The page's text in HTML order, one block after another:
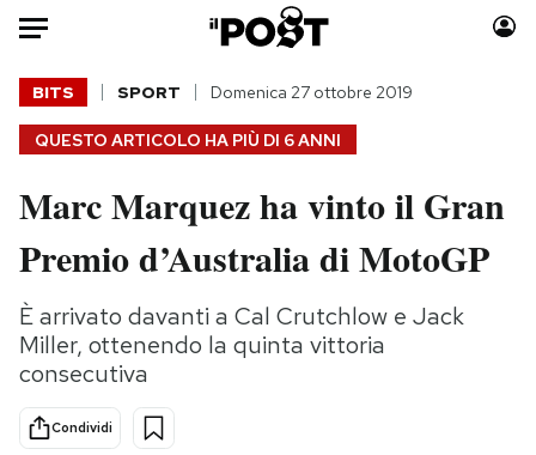
Auto
HOME
Italia
Politica
Tecnologia
Internet
Scienza
Cultura
Economia
Moda
Consumismi
Storie/Idee
Ok Boomer!
QUESTO ARTICOLO HA PIÙ DI 6 ANNI
BITS SPORT Domenica 27 ottobre 2019
Marc Marquez ha vinto il Gran
Premio d’Australia di MotoGP
È arrivato davanti a Cal Crutchlow e Jack
Miller, ottenendo la quinta vittoria
consecutiva
Condividi